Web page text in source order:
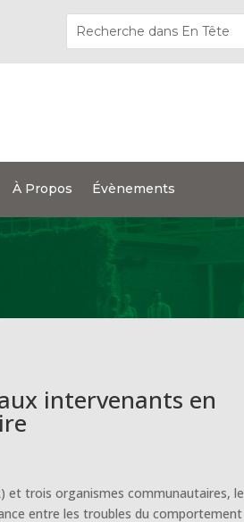
À Propos Évènements
intervenants en
et trois organismes communautaires, le
entre les troubles du comportement